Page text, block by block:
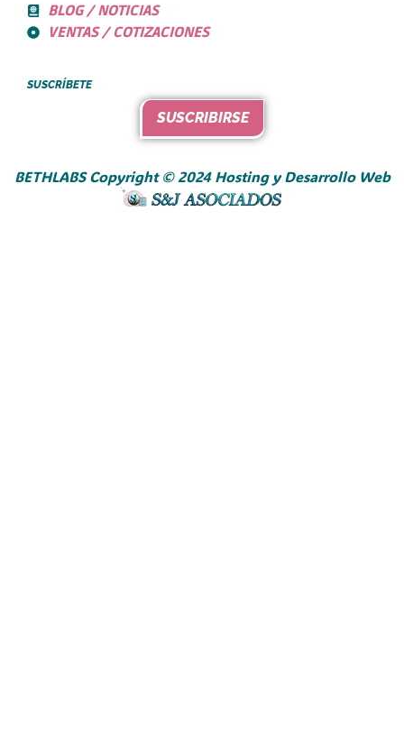
BLOG / NOTICIAS
VENTAS / COTIZACIONES
SUSCRÍBETE
SUSCRIBIRSE
BETHLABS Copyright © 2024 Hosting y Desarrollo Web